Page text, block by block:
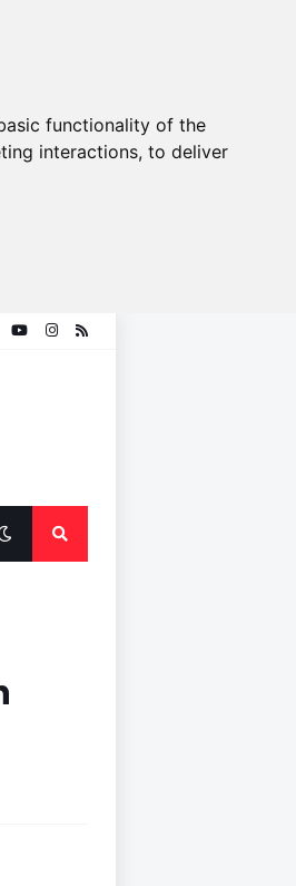
functionality of the
interactions, to deliver